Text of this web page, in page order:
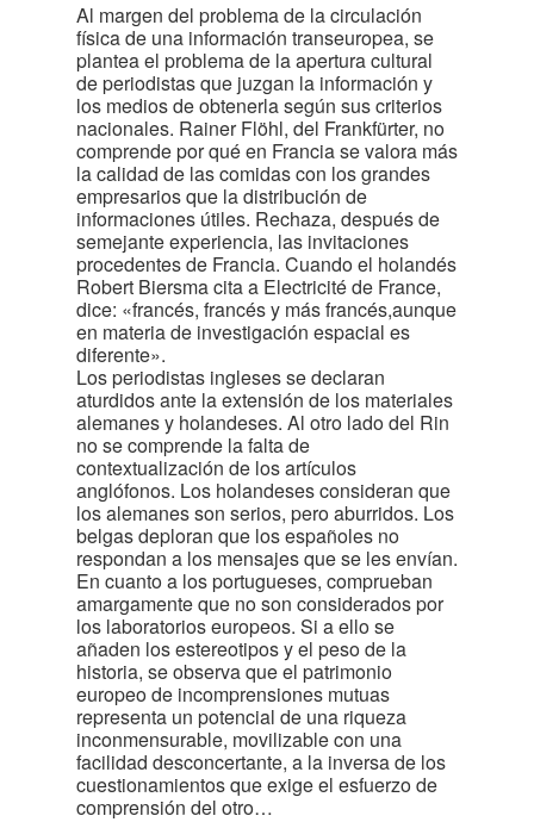
Al margen del problema de la circulación
física de una información transeuropea, se
plantea el problema de la apertura cultural
de periodistas que juzgan la información y
los medios de obtenerla según sus criterios
nacionales. Rainer Flöhl, del Frankfürter, no
comprende por qué en Francia se valora más
la calidad de las comidas con los grandes
empresarios que la distribución de
informaciones útiles. Rechaza, después de
semejante experiencia, las invitaciones
procedentes de Francia. Cuando el holandés
Robert Biersma cita a Electricité de France,
dice: «francés, francés y más francés,aunque
en materia de investigación espacial es
diferente».
Los periodistas ingleses se declaran
aturdidos ante la extensión de los materiales
alemanes y holandeses. Al otro lado del Rin
no se comprende la falta de
contextualización de los artículos
anglófonos. Los holandeses consideran que
los alemanes son serios, pero aburridos. Los
belgas deploran que los españoles no
respondan a los mensajes que se les envían.
En cuanto a los portugueses, comprueban
amargamente que no son considerados por
los laboratorios europeos. Si a ello se
añaden los estereotipos y el peso de la
historia, se observa que el patrimonio
europeo de incomprensiones mutuas
representa un potencial de una riqueza
inconmensurable, movilizable con una
facilidad desconcertante, a la inversa de los
cuestionamientos que exige el esfuerzo de
comprensión del otro…